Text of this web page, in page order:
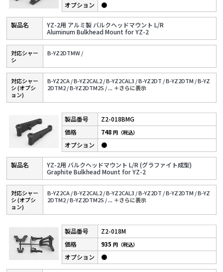
YZ-2用 アルミ製 バルクヘッドマウント L/R
Aluminum Bulkhead Mount for YZ-2
●
対応シャー
シ
B-YZ2DTMW /
対応シャー
シ (オプシ
ョン)
B-YZ2CA /B-YZ2CAL2 /B-YZ2CAL3 /B-YZ2DT /B-YZ2DTM /B-YZ
2DTM2 /B-YZ2DTM2S /... ＋さらに表⽰
Z2-018BMG
YZ-2用 バルクヘッドマウント L/R (グラファイト成型)
Graphite Bulkhead Mount for YZ-2
748円（税込）
●
対応シャー
シ (オプシ
ョン)
B-YZ2CA /B-YZ2CAL2 /B-YZ2CAL3 /B-YZ2DT /B-YZ2DTM /B-YZ
2DTM2 /B-YZ2DTM2S /... ＋さらに表⽰
Z2-018M
935円（税込）
●